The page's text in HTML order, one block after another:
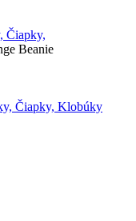
Čiapky,
Beanie
Čiapky, Klobúky